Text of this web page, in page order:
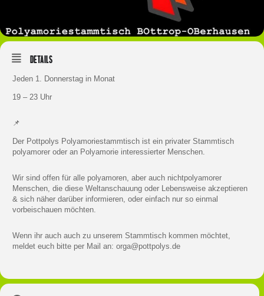
Details
Jeden 1. Donnerstag in Monat
19 – 23 Uhr
📌
Der Pottpolys Polyamoriestammtisch ist ein privater Stammtisch
polyamorer oder an Polyamorie interessierter Menschen.
Wir sind offen für alle polyamoren, aber auch nichtpolyamorer
Menschen, die diese Weltanschauung oder Lebensweise akzeptieren
& sich näher darüber informieren, oder einfach nur so einmal
vorbeischauen möchten.
Wenn ihr auch auch zu unserem Stammtisch kommen möchtet,
meldet euch bitte per Mail an: orga@pottpolys.de